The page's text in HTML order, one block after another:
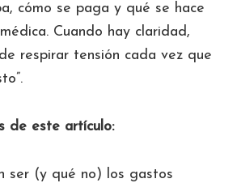
cómo se paga y qué se hace
Cuando hay claridad,
respirar tensión cada vez que
de este artículo:
ser (y qué no) los gastos